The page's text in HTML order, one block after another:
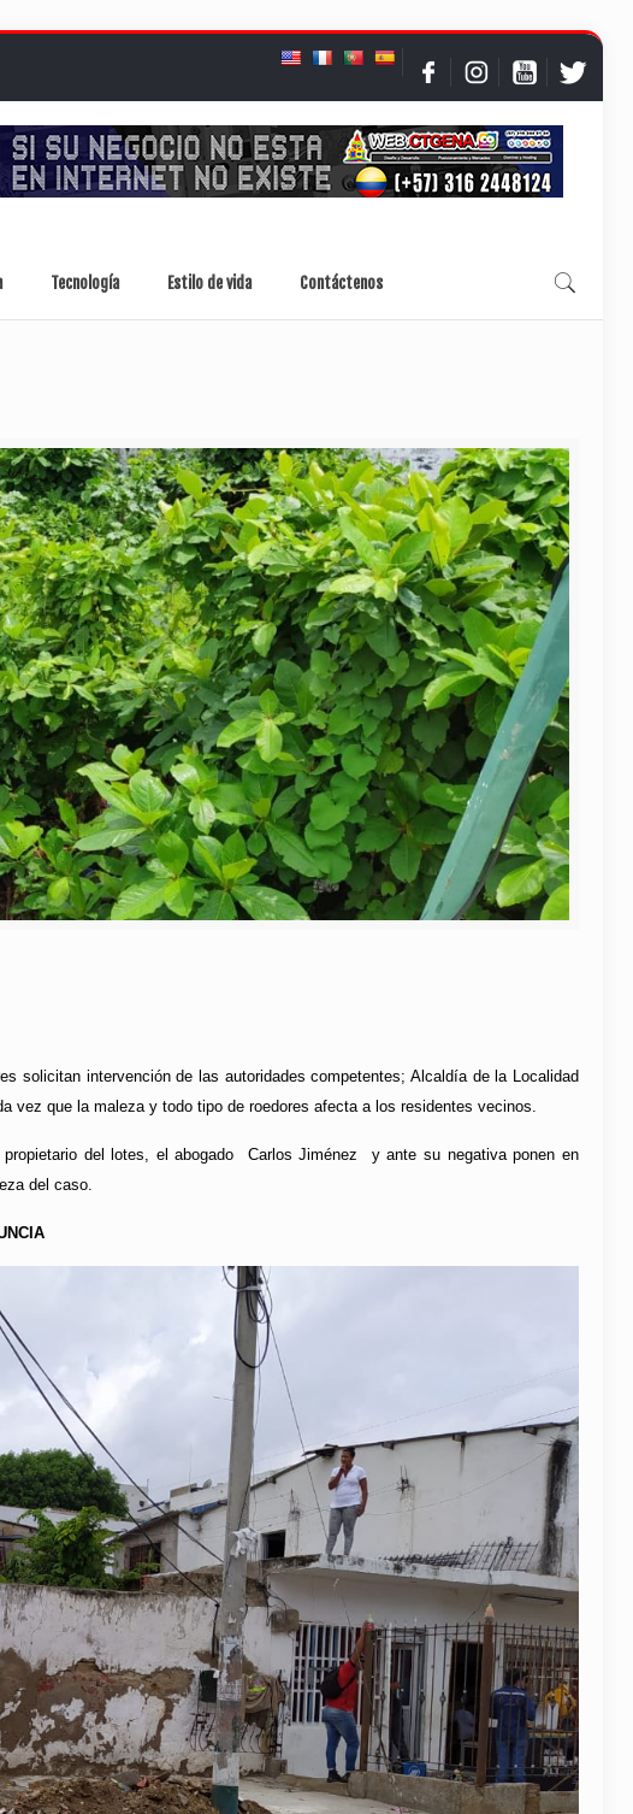
Tecnología Estilo de vida Contáctenos
solicitan intervención de las autoridades competentes; Alcaldía de la Localidad
vez que la maleza y todo tipo de roedores afecta a los residentes vecinos.
del lotes, el abogado Carlos Jiménez y ante su negativa ponen en
del caso.